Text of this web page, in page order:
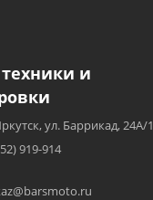
и
ул. Баррикад, 24А/1
919-914